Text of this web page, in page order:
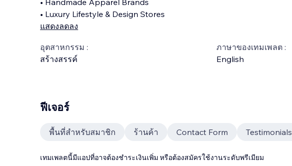
• Handmade Apparel Brands
• Luxury Lifestyle & Design Stores
แสดงลดลง
อุตสาหกรรม :
สร้างสรรค์
ภาษาของเทมเพลต :
English
ฟีเจอร์
พื้นที่สำหรับสมาชิก ร้านค้า Contact Form Testimonials
เทมเพลตนี้มีแอปที่อาจต้องชำระเงินเพิ่ม หรือต้องสมัครใช้งานระดับพรีเมียม